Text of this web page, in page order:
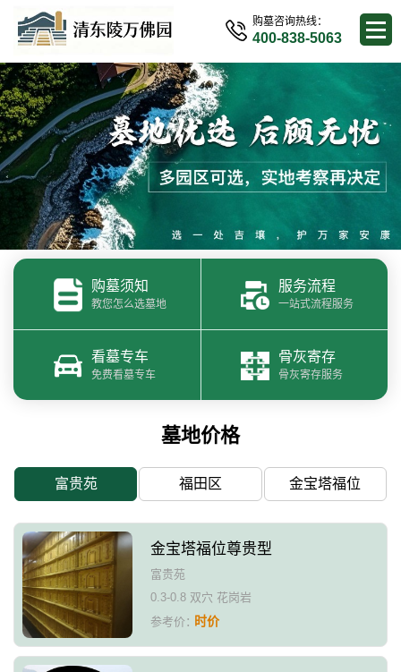
购墓咨询热线：
400-838-5063
购墓须知
教您怎么选墓地
服务流程
一站式流程服务
看墓专车
免费看墓专车
骨灰寄存
骨灰寄存服务
墓地价格
富贵苑 福田区 金宝塔福位
金宝塔福位尊贵型
富贵苑
0.3-0.8 双穴 花岗岩
参考价：时价